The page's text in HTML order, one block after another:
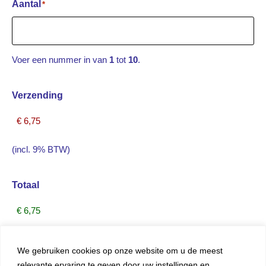
We gebruiken cookies op onze website om u de meest
Aantal *
Voer een nummer in van 1 tot 10.
Verzending
(incl. 9% BTW)
Totaal